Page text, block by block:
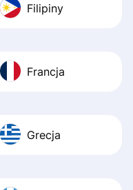
Filipiny
Francja
Grecja